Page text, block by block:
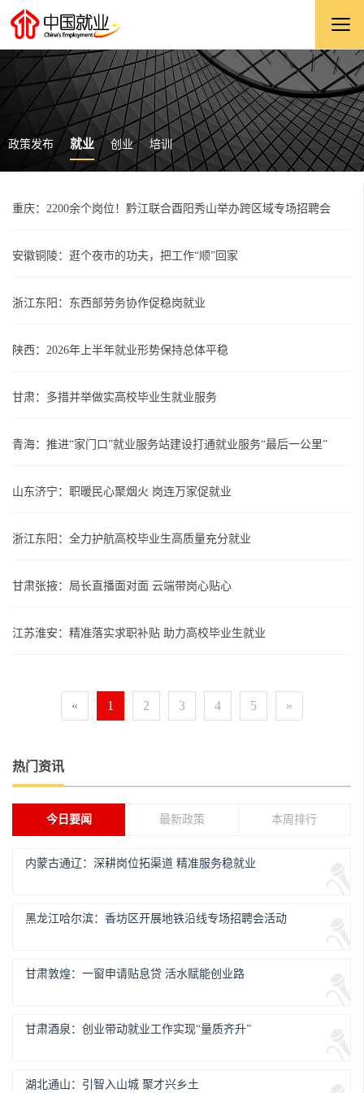
政策发布 就业 创业 培训
重庆：2200余个岗位！黔江联合酉阳秀山举办跨区域专场招聘会
安徽铜陵：逛个夜市的功夫，把工作“顺”回家
浙江东阳：东西部劳务协作促稳岗就业
陕西：2026年上半年就业形势保持总体平稳
甘肃：多措并举做实高校毕业生就业服务
青海：推进“家门口”就业服务站建设打通就业服务“最后一公里”
山东济宁：职暖民心聚烟火 岗连万家促就业
浙江东阳：全力护航高校毕业生高质量充分就业
甘肃张掖：局长直播面对面 云端带岗心贴心
江苏淮安：精准落实求职补贴 助力高校毕业生就业
« 1 2 3 4 5 »
热门资讯
今日要闻 最新政策 本周排行
内蒙古通辽：深耕岗位拓渠道 精准服务稳就业
黑龙江哈尔滨：香坊区开展地铁沿线专场招聘会活动
甘肃敦煌：一窗申请贴息贷 活水赋能创业路
甘肃酒泉：创业带动就业工作实现“量质齐升”
湖北通山：引智入山城 聚才兴乡土